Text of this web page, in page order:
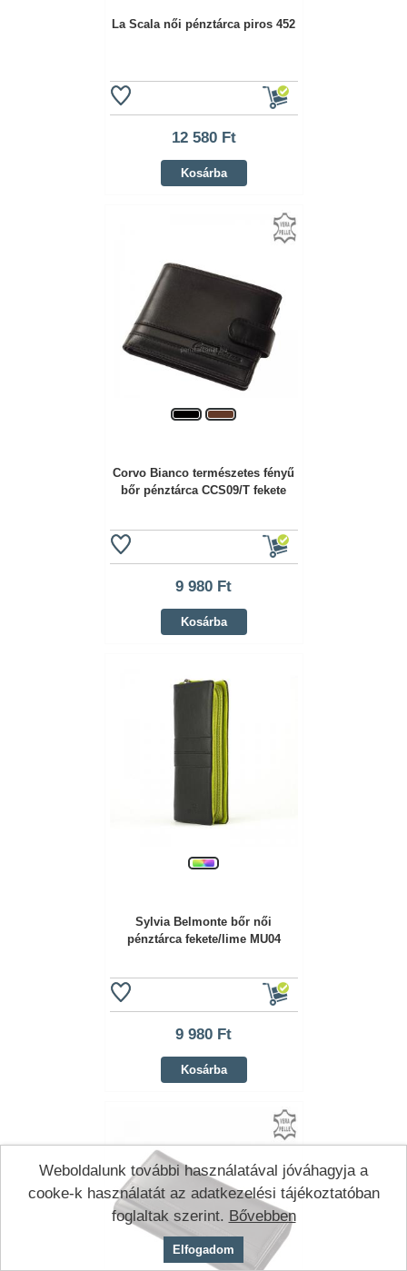
Weboldalunk további használatával jóváhagyja a
cooke-k használatát az adatkezelési tájékoztatóban
foglaltak szerint. Bővebben
Elfogadom
La Scala női pénztárca piros 452
12 580 Ft
Kosárba
Corvo Bianco természetes fényű
bőr pénztárca CCS09/T fekete
9 980 Ft
Kosárba
Sylvia Belmonte bőr női
pénztárca fekete/lime MU04
9 980 Ft
Kosárba